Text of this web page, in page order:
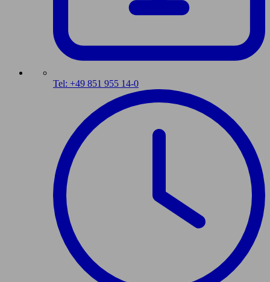
Tel: +49 851 955 14-0